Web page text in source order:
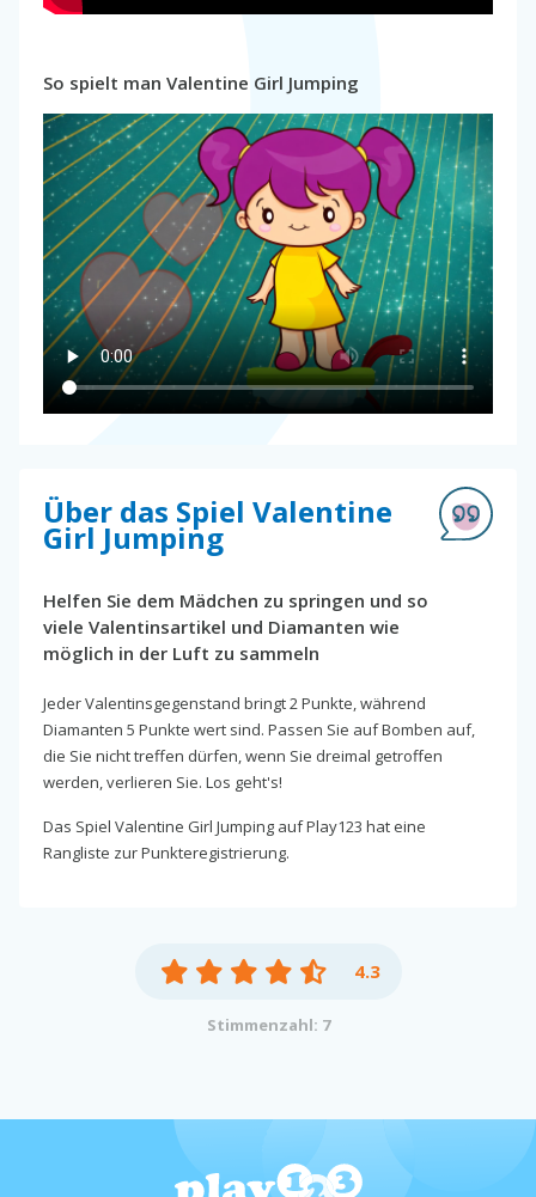
So spielt man Valentine Girl Jumping
Über das Spiel Valentine
Girl Jumping
Helfen Sie dem Mädchen zu springen und so
viele Valentinsartikel und Diamanten wie
möglich in der Luft zu sammeln
Jeder Valentinsgegenstand bringt 2 Punkte, während
Diamanten 5 Punkte wert sind. Passen Sie auf Bomben auf,
die Sie nicht treffen dürfen, wenn Sie dreimal getroffen
werden, verlieren Sie. Los geht's!
Das Spiel Valentine Girl Jumping auf Play123 hat eine
Rangliste zur Punkteregistrierung.
4.3
Stimmenzahl: 7